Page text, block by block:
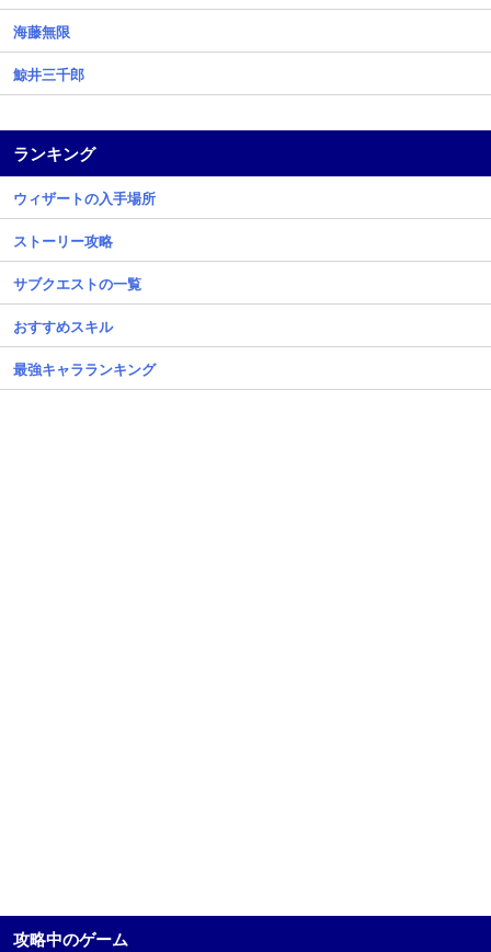
海藤無限
鯨井三千郎
ランキング
ウィザートの入手場所
ストーリー攻略
サブクエストの一覧
おすすめスキル
最強キャラランキング
攻略中のゲーム